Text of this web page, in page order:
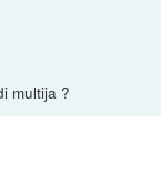
multija ?